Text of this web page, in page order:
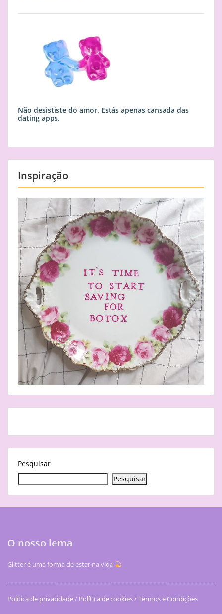
Não desististe do amor. Estás apenas cansada das
dating apps.
Inspiração
Pesquisar
Pesquisar
O nosso lema
Glitter é uma forma de estar na vida
Política de privacidade/ Política de cookies/Termos e Condições